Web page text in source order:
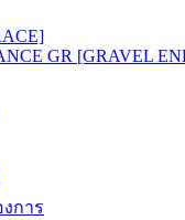
GR [GRAVEL
การ